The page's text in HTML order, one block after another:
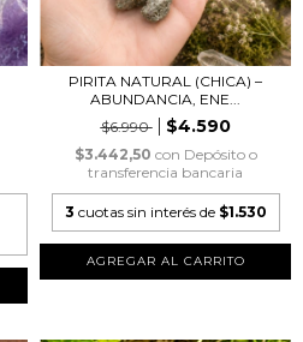
PIRITA NATURAL (CHICA) –
ABUNDANCIA, ENE...
$6.990
$4.590
$3.442,50 con Depósito o
transferencia bancaria
3 cuotas sin interés de $1.530